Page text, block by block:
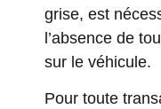
grise, est
l’absence de
sur le véhicule.
Pour toute